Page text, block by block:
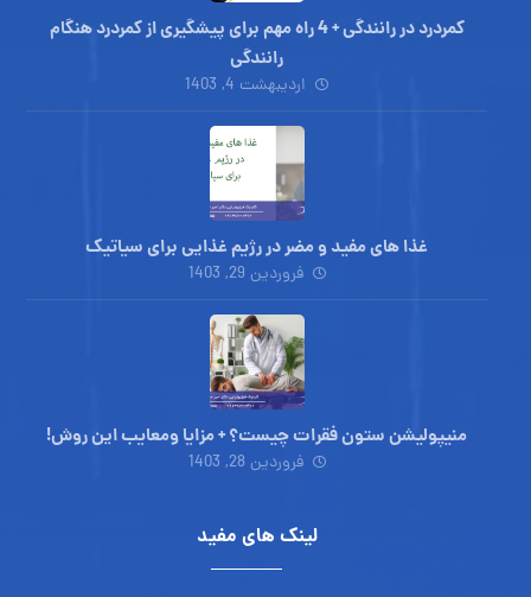
کمردرد در رانندگی + 4 راه مهم برای پیشگیری از کمردرد هنگام
رانندگی
اردیبهشت 4, 1403
غذا های مفید و مضر در رژیم غذایی برای سیاتیک
فروردین 29, 1403
منیپولیشن ستون فقرات چیست؟ + مزایا ومعایب این روش!
فروردین 28, 1403
لینک های مفید